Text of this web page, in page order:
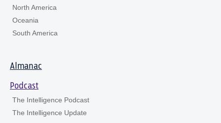
North America
Oceania
South America
Almanac
Podcast
The Intelligence Podcast
The Intelligence Update